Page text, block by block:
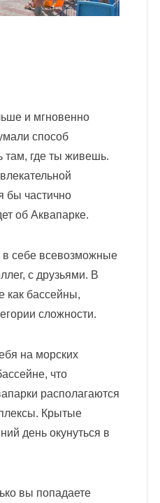
и мгновенно
способ
там, где ты живешь.
бы частично
об Аквапарке.
в себе всевозможные
с друзьями. В
как бассейны,
сложности.
на морских
что
располагаются
Крытые
день окунуться в
вы попадаете